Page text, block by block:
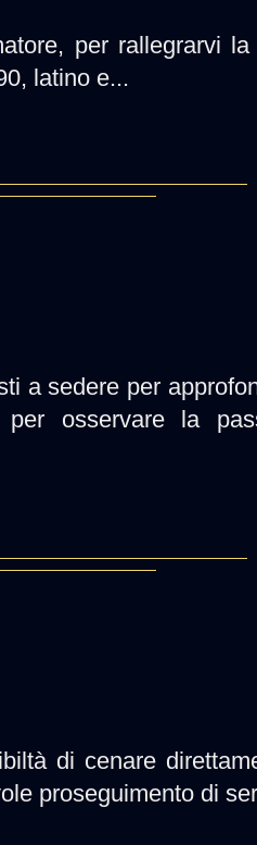
per rallegrarvi la
latino e...
a sedere per
osservare la
di cenare
proseguimento di